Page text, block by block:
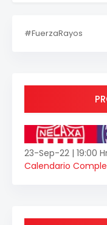
#FuerzaRayos
23-Sep-22 | 19:00
Calendario